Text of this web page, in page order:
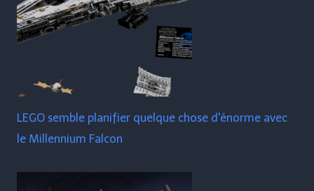
LEGO semble planifier quelque chose d'énorme avec
le Millennium Falcon